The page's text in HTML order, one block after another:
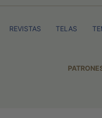
REVISTAS TELAS